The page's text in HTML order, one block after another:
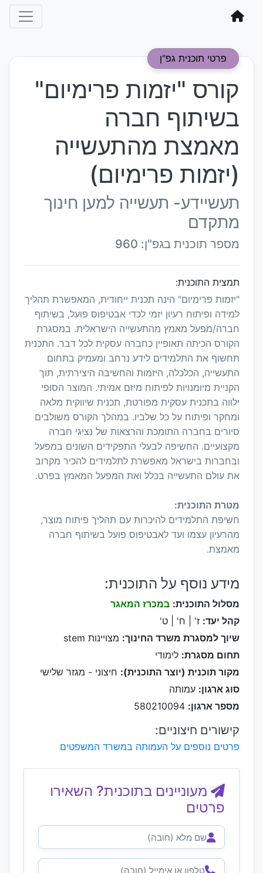
פרטי תוכנית גפ"ן
קורס "יזמות פרימיום"
בשיתוף חברה
מאמצת מהתעשייה
(יזמות פרימיום)
תעשיידע- תעשייה למען חינוך
מתקדם
מספר תוכנית בגפ"ן: 960
תמצית התוכנית:
"יזמות פרימיום" הינה תכנית ייחודית, המאפשרת תהליך
למידה ופיתוח רעיון יזמי לכדי אבטיפוס פועל, בשיתוף
חברה/מפעל מאמץ מהתעשייה הישראלית. במסגרת
הקורס הכיתה תאופיין כחברה עסקית לכל דבר. התכנית
תחשוף את התלמידים לידע נרחב ומעמיק בתחום
התעשייה, הכלכלה, היזמות והחשיבה היצירתית, תוך
הקניית מיומנויות לפיתוח מיזם אמיתי. המוצר הסופי
ילווה בתכנית עסקית מפורטת, תכנית שיווקית מלאה
ומחקר ופיתוח על כל שלביו. במהלך הקורס משולבים
סיורים בחברה התומכת והרצאות של נציגי חברה
מקצועיים. החשיפה לבעלי התפקידים השונים במפעל
ובחברות בישראל מאפשרת לתלמידים להכיר מקרוב
את עולם התעשייה בכלל ואת המפעל המאמץ בפרט.
מטרת התוכנית:
חשיפת התלמידים להיכרות עם תהליך פיתוח מוצר,
מהרעיון עצמו ועד לאבטיפוס פועל בשיתוף חברה
מאמצת.
מידע נוסף על התוכנית:
מסלול התוכנית: במכרז המאגר
קהל יעד: ז' | ח' | ט'
שיוך למסגרת משרד החינוך: מצויינות stem
תחום מסגרת: לימודי
מקור תוכנית (יוצר התוכנית): חיצוני - מגזר שלישי
סוג ארגון: עמותה
מספר ארגון:
קישורים חיצוניים:
פרטים נוספים על העמותה במשרד המשפטים
מעוניינים בתוכנית? השאירו
פרטים